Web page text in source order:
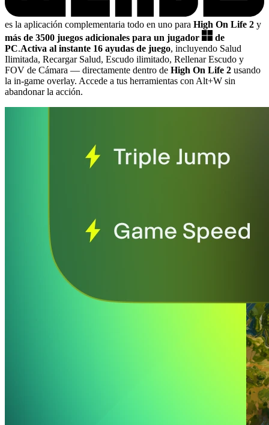
es la aplicación complementaria todo en uno para High On Life 2 y
más de 3500 juegos adicionales para un jugador
de
PC.Activa al instante 16 ayudas de juego, incluyendo Salud
Ilimitada, Recargar Salud, Escudo ilimitado, Rellenar Escudo y
FOV de Cámara — directamente dentro de High On Life 2 usando
la in-game overlay. Accede a tus herramientas con Alt+W sin
abandonar la acción.